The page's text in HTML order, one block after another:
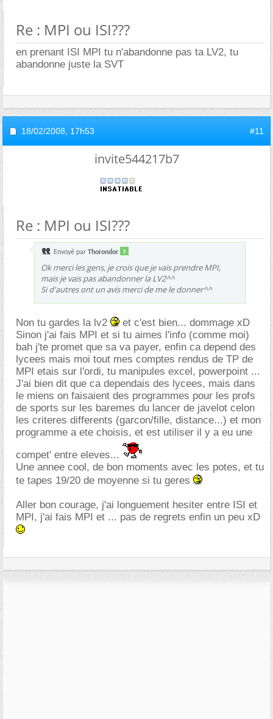
Re : MPI ou ISI???
en prenant ISI MPI tu n'abandonne pas ta LV2, tu
abandonne juste la SVT
18/02/2008, 17h53 #11
invite544217b7
Re : MPI ou ISI???
Envoyé par Thorondor
Ok merci les gens, je crois que je vais prendre MPI,
mais je vais pas abandonner la LV2^^
Si d'autres ont un avis merci de me le donner^^
Non tu gardes la lv2
et c'est bien... dommage xD
Sinon j'ai fais MPI et si tu aimes l'info (comme moi)
bah j'te promet que sa va payer, enfin ca depend des
lycees mais moi tout mes comptes rendus de TP de
MPI etais sur l'ordi, tu manipules excel, powerpoint ...
J'ai bien dit que ca dependais des lycees, mais dans
le miens on faisaient des programmes pour les profs
de sports sur les baremes du lancer de javelot celon
les criteres differents (garcon/fille, distance...) et mon
programme a ete choisis, et est utiliser il y a eu une
compet' entre eleves...
Une annee cool, de bon moments avec les potes, et tu
te tapes 19/20 de moyenne si tu geres
Aller bon courage, j'ai longuement hesiter entre ISI et
MPI, j'ai fais MPI et ... pas de regrets enfin un peu xD